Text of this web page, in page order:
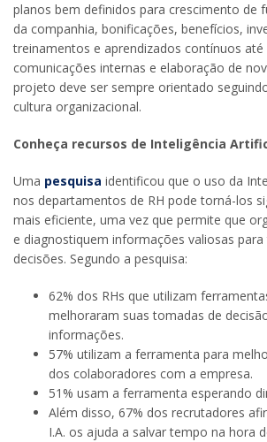
planos bem definidos para crescimento de
da companhia, bonificações, benefícios,
treinamentos e aprendizados contínuos até
comunicações internas e elaboração de
projeto deve ser sempre orientado
cultura organizacional.
Conheça recursos de Inteligência
Uma pesquisa identificou que o uso da
nos departamentos de RH pode torná-los
mais eficiente, uma vez que permite que
e diagnostiquem informações valiosas
decisões. Segundo a pesquisa:
62% dos RHs que utilizam
melhoraram suas tomadas de
informações.
57% utilizam a ferramenta para
dos colaboradores com a empresa.
51% usam a ferramenta esperando
Além disso, 67% dos recrutadores
I.A. os ajuda a salvar tempo na hora